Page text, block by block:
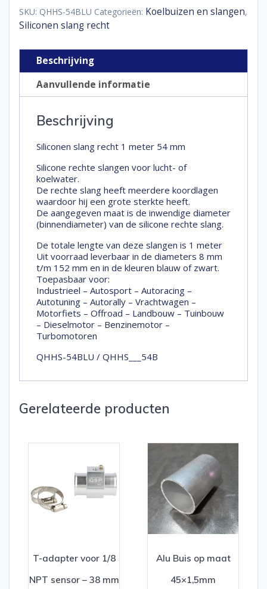
meter
54
aantal
SKU: QHHS-54BLU Categorieën: Koelbuizen en slangen,
Siliconen slang recht
Beschrijving
Aanvullende informatie
Beschrijving
Siliconen slang recht 1 meter 54 mm
Silicone rechte slangen voor lucht- of
koelwater.
De rechte slang heeft meerdere koordlagen
waardoor hij een grote sterkte heeft.
De aangegeven maat is de inwendige diameter
(binnendiameter) van de silicone rechte slang.
De totale lengte van deze slangen is 1 meter
Uit voorraad leverbaar in de diameters 8 mm
t/m 152 mm en in de kleuren blauw of zwart.
Toepasbaar voor:
Industrieel – Autosport – Autoracing –
Autotuning – Autorally – Vrachtwagen –
Motorfiets – Offroad – Landbouw – Tuinbouw
– Dieselmotor – Benzinemotor –
Turbomotoren
QHHS-54BLU / QHHS___54B
Gerelateerde producten
T-adapter voor 1/8
NPT sensor – 38 mm
Alu Buis op maat
45×1,5mm